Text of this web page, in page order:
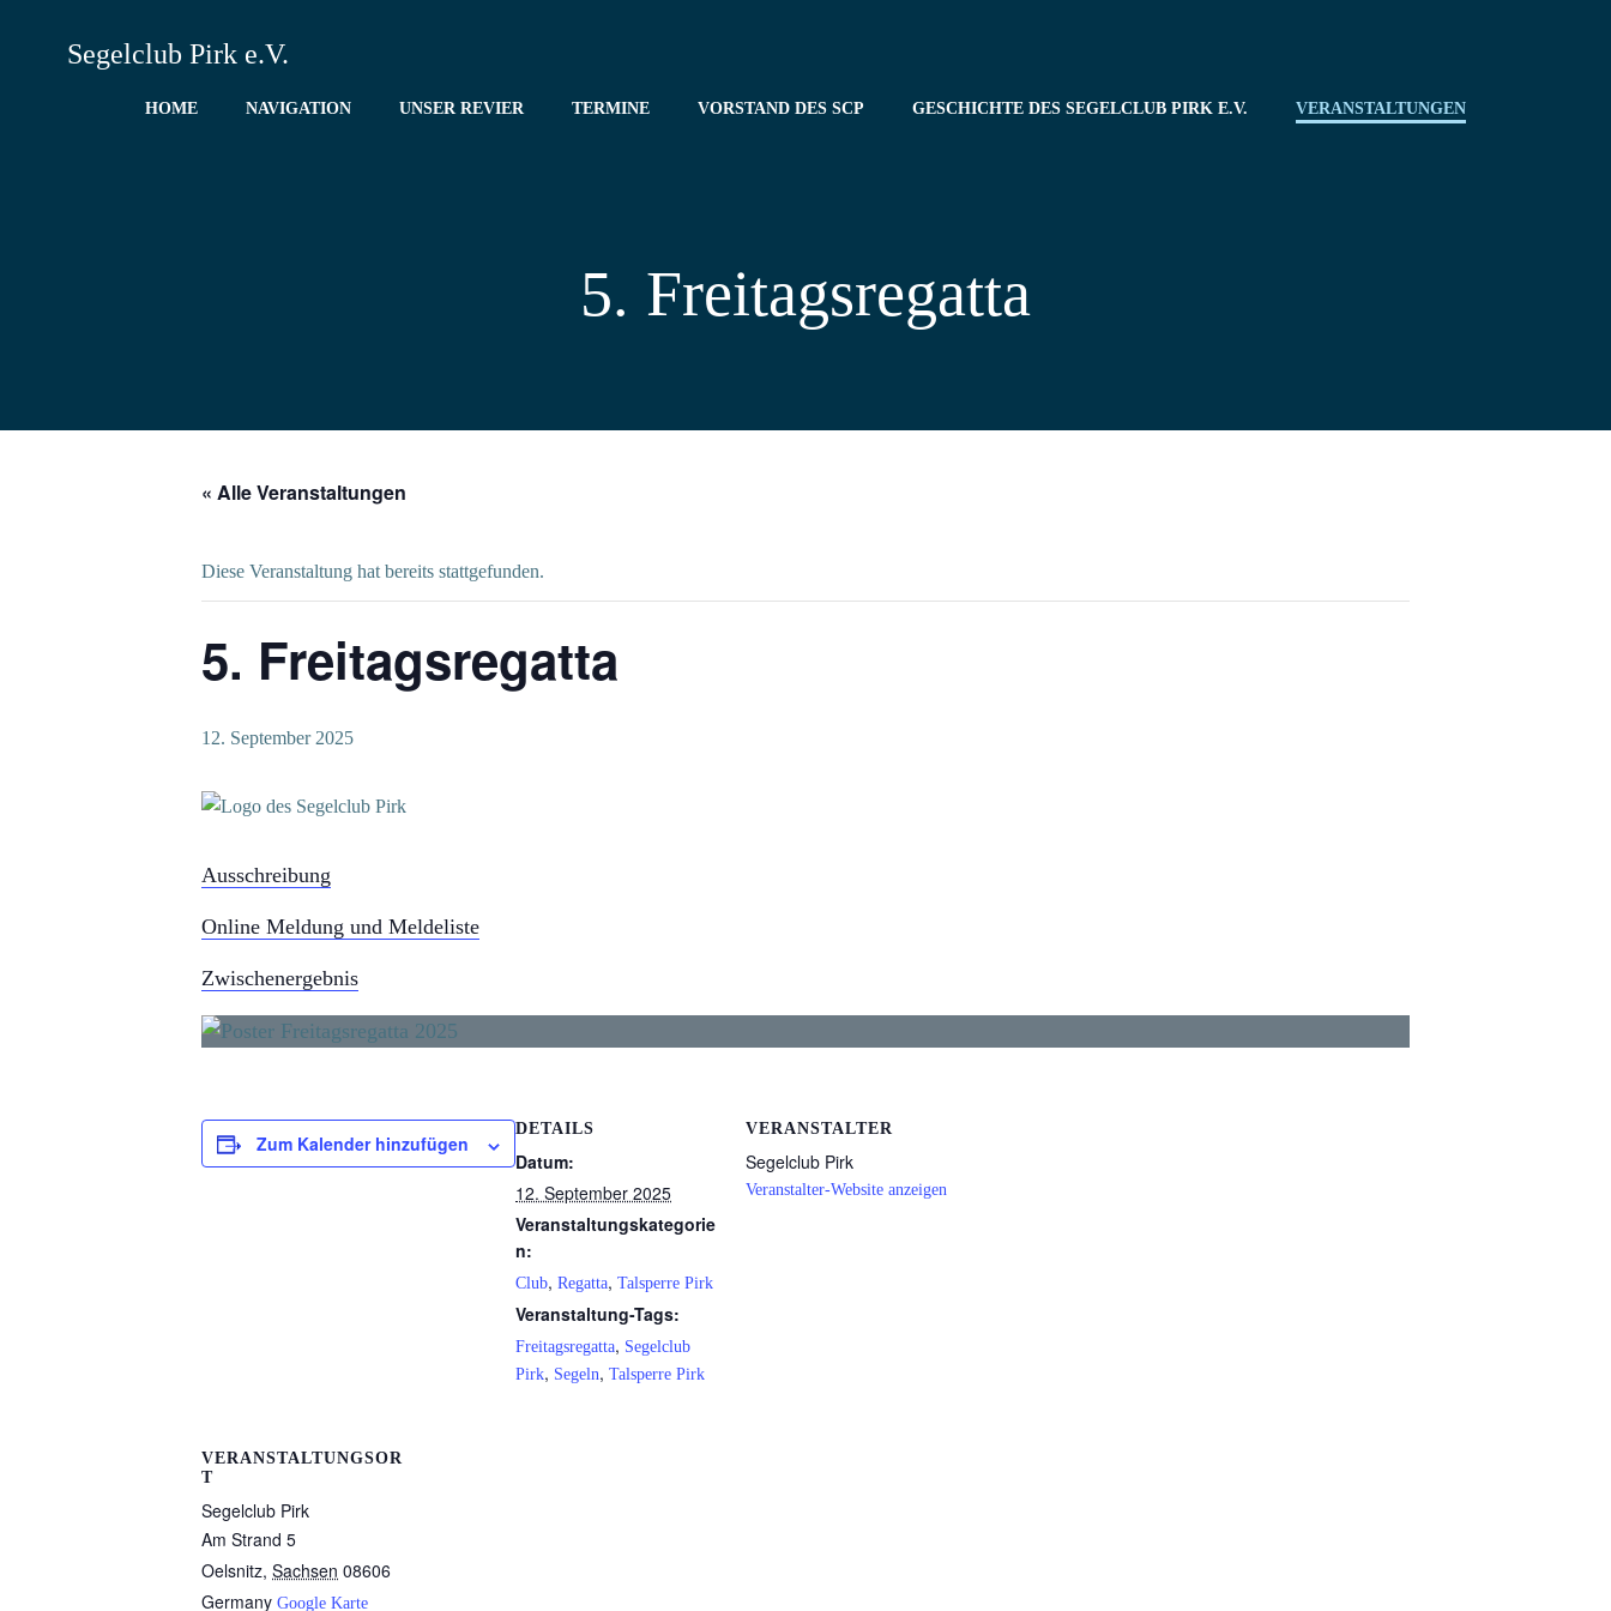
Segelclub Pirk e.V.
HOME NAVIGATION UNSER REVIER TERMINE VORSTAND DES SCP GESCHICHTE DES SEGELCLUB PIRK E.V. VERANSTALTUNGEN
5. Freitagsregatta
« Alle Veranstaltungen
Diese Veranstaltung hat bereits stattgefunden.
5. Freitagsregatta
12. September 2025
Ausschreibung
Online Meldung und Meldeliste
Zwischenergebnis
Zum Kalender hinzufügen
DETAILS
Datum:
12. September 2025
Veranstaltungskategorie
n:
Club, Regatta, Talsperre Pirk
Veranstaltung-Tags:
Freitagsregatta, Segelclub
Pirk, Segeln, Talsperre Pirk
VERANSTALTER
Segelclub Pirk
Veranstalter-Website anzeigen
VERANSTALTUNGSOR
T
Segelclub Pirk
Am Strand 5
Oelsnitz, Sachsen 08606
Germany Google Karte